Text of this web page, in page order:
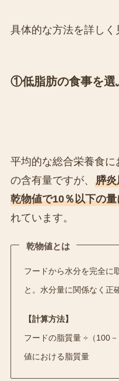
具体的な方法を詳しく
①低脂肪の食事を選
平均的な総合栄養食
の含有量ですが、 膵炎
乾物値で10％以下の
れています。
乾物値とは
フードから水分を完全に
と。水分量に関係なく正
【計算方法】
フードの脂質量 ÷（100
値における脂質量